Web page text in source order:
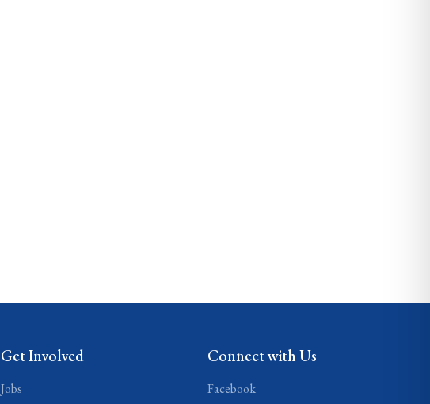
Get Involved
Jobs
Connect with Us
Facebook